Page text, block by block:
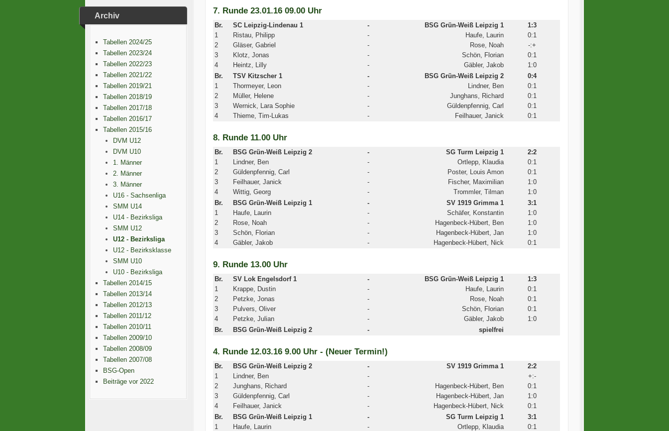
Archiv
Tabellen 2024/25
Tabellen 2023/24
Tabellen 2022/23
Tabellen 2021/22
Tabellen 2019/21
Tabellen 2018/19
Tabellen 2017/18
Tabellen 2016/17
Tabellen 2015/16
DVM U12
DVM U10
1. Männer
2. Männer
3. Männer
U16 - Sachsenliga
SMM U14
U14 - Bezirksliga
SMM U12
U12 - Bezirksliga
U12 - Bezirksklasse
SMM U10
U10 - Bezirksliga
Tabellen 2014/15
Tabellen 2013/14
Tabellen 2012/13
Tabellen 2011/12
Tabellen 2010/11
Tabellen 2009/10
Tabellen 2008/09
Tabellen 2007/08
BSG-Open
Beiträge vor 2022
7. Runde 23.01.16 09.00 Uhr
Br. SC Leipzig-Lindenau 1 - BSG Grün-Weiß Leipzig 1
1:3
1
Ristau, Philipp - Haufe, Laurin
0:1
2
Gläser, Gabriel - Rose, Noah
-:+
3
Klotz, Jonas - Schön, Florian
0:1
4
Heintz, Lilly - Gäbler, Jakob
1:0
Br.
TSV Kitzscher 1 - BSG Grün-Weiß Leipzig 2
0:4
1
Thormeyer, Leon - Lindner, Ben
0:1
2
Müller, Helene - Junghans, Richard
0:1
3
Wernick, Lara Sophie - Güldenpfennig, Carl
0:1
4
Thieme, Tim-Lukas - Feilhauer, Janick 0:1
8. Runde 11.00 Uhr
Br. BSG Grün-Weiß Leipzig 2 - SG Turm Leipzig 1
2:2
1
Lindner, Ben - Ortlepp, Klaudia
0:1
2
Güldenpfennig, Carl - Poster, Louis Amon
0:1
3
Feilhauer, Janick - Fischer, Maximilian
1:0
4
Wittig, Georg - Trommler, Tilman
1:0
Br.
BSG Grün-Weiß Leipzig 1 - SV 1919 Grimma 1
3:1
1
Haufe, Laurin - Schäfer, Konstantin
1:0
2
Rose, Noah - Hagenbeck-Hübert, Ben
1:0
3
Schön, Florian - Hagenbeck-Hübert, Jan
1:0
4
Gäbler, Jakob - Hagenbeck-Hübert, Nick 0:1
9. Runde 13.00 Uhr
Br. SV Lok Engelsdorf 1 - BSG Grün-Weiß Leipzig 1
1:3
1
Krappe, Dustin - Haufe, Laurin
0:1
2
Petzke, Jonas - Rose, Noah
0:1
3
Pulvers, Oliver - Schön, Florian
0:1
4
Petzke, Julian - Gäbler, Jakob
1:0
Br.
BSG Grün-Weiß Leipzig 2 - spielfrei
4. Runde 12.03.16 9.00 Uhr - (Neuer Termin!)
Br. BSG Grün-Weiß Leipzig 2 - SV 1919 Grimma 1
2:2
1
Lindner, Ben -
+:-
2
Junghans, Richard - Hagenbeck-Hübert, Ben
0:1
3
Güldenpfennig, Carl - Hagenbeck-Hübert, Jan
1:0
4
Feilhauer, Janick - Hagenbeck-Hübert, Nick
0:1
Br.
BSG Grün-Weiß Leipzig 1 - SG Turm Leipzig 1
3:1
1
Haufe, Laurin - Ortlepp, Klaudia
0:1